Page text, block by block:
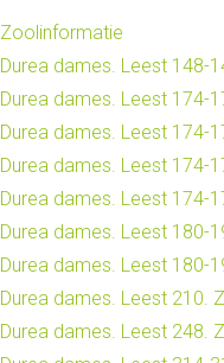
Zoolinformatie
Durea dames. Leest 148-
Durea dames. Leest 174-
Durea dames. Leest 174-
Durea dames. Leest 174-
Durea dames. Leest 174-
Durea dames. Leest 180-
Durea dames. Leest 180-
Durea dames. Leest 210.
Durea dames. Leest 248.